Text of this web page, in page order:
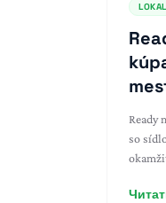
Ready
so